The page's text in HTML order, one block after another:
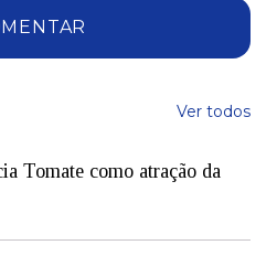
Ver todos
Tomate como atração da